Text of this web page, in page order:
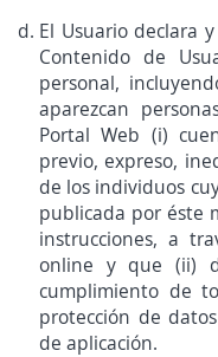
El Usuario declara
Contenido de
personal,
aparezcan
Portal Web (i)
previo, expreso,
de los individuos
publicada por éste
instrucciones, a
online y que (ii)
cumplimiento de
protección de
de aplicación.